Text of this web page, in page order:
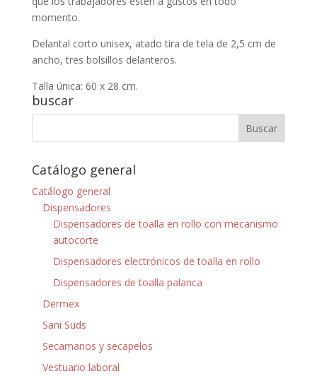
momento.
Delantal corto unisex, atado tira de tela de 2,5 cm de
ancho, tres bolsillos delanteros.
Talla única: 60 x 28 cm.
buscar
Catálogo general
Catálogo general
Dispensadores
Dispensadores de toalla en rollo con mecanismo
autocorte
Dispensadores electrónicos de toalla en rollo
Dispensadores de toalla palanca
Dermex
Sani Suds
Secamanos y secapelos
Vestuario laboral